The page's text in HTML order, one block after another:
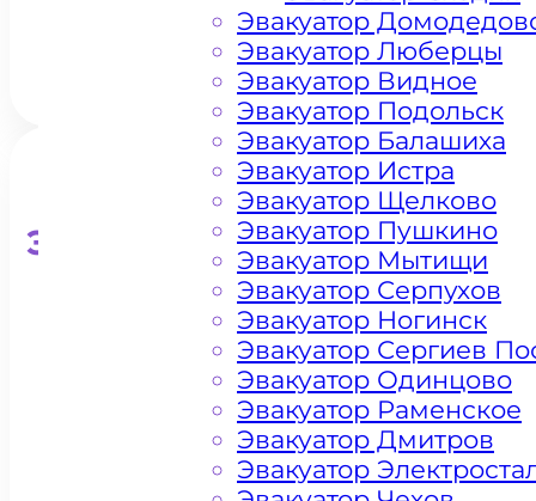
Эвакуатор для
Эвакуатор
Эвакуатор Люберцы
Эвакуатор Видное
Эвакуатор Подольск
Эвакуатор Балашиха
Эвакуатор Истра
Эвакуатор Щелково
Эвакуатор Пушкино
Эвакуатор Мытищи
Эвакуатор Серпухов
Эвакуатор Ногинск
Эвакуатор Сергиев
Эвакуатор Одинцово
Эвакуатор Раменское
Эвакуатор Дмитров
Эвакуатор